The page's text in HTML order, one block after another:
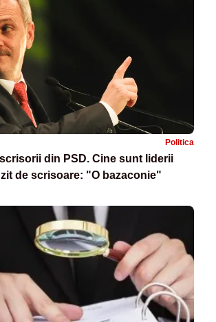
Politica
din PSD. Cine sunt liderii
de scrisoare: "O bazaconie"